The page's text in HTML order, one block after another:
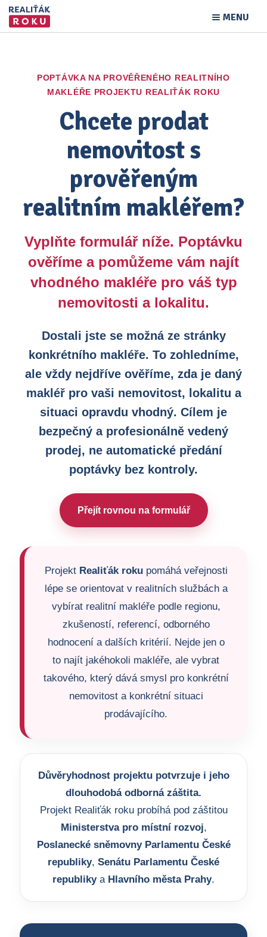
MENU
POPTÁVKA NA PROVĚŘENÉHO REALITNÍHO
MAKLÉŘE PROJEKTU REALIŤÁK ROKU
Chcete prodat
nemovitost s
prověřeným
realitním makléřem?
Vyplňte formulář níže. Poptávku
ověříme a pomůžeme vám najít
vhodného makléře pro váš typ
nemovitosti a lokalitu.
Dostali jste se možná ze stránky
konkrétního makléře. To zohledníme,
ale vždy nejdříve ověříme, zda je daný
makléř pro vaši nemovitost, lokalitu a
situaci opravdu vhodný. Cílem je
bezpečný a profesionálně vedený
prodej, ne automatické předání
poptávky bez kontroly.
Přejít rovnou na formulář
Projekt Realiťák rokupomáhá veřejnosti
lépe se orientovat v realitních službách a
vybírat realitní makléře podle regionu,
zkušeností, referencí, odborného
hodnocení a dalších kritérií. Nejde jen o
to najít jakéhokoli makléře, ale vybrat
takového, který dává smysl pro konkrétní
nemovitost a konkrétní situaci
prodávajícího.
Důvěryhodnost projektu potvrzuje i jeho
dlouhodobá odborná záštita.
Projekt Realiťák roku probíhá pod záštitou
Ministerstva pro místní rozvoj,
Poslanecké sněmovny Parlamentu České
republiky, Senátu Parlamentu České
republikya Hlavního města Prahy.